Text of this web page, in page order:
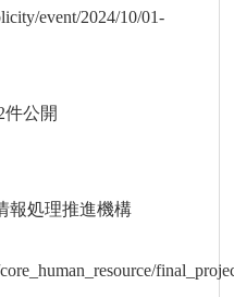
event/2024/10/01-
件公開
処理推進機構